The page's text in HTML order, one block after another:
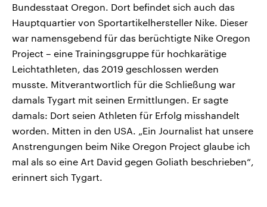
Bundesstaat Oregon. Dort befindet sich auch das
Hauptquartier von Sportartikelhersteller Nike. Dieser
war namensgebend für das berüchtigte Nike Oregon
Project – eine Trainingsgruppe für hochkarätige
Leichtathleten, das 2019 geschlossen werden
musste. Mitverantwortlich für die Schließung war
damals Tygart mit seinen Ermittlungen. Er sagte
damals: Dort seien Athleten für Erfolg misshandelt
worden. Mitten in den USA. „Ein Journalist hat unsere
Anstrengungen beim Nike Oregon Project glaube ich
mal als so eine Art David gegen Goliath beschrieben“,
erinnert sich Tygart.